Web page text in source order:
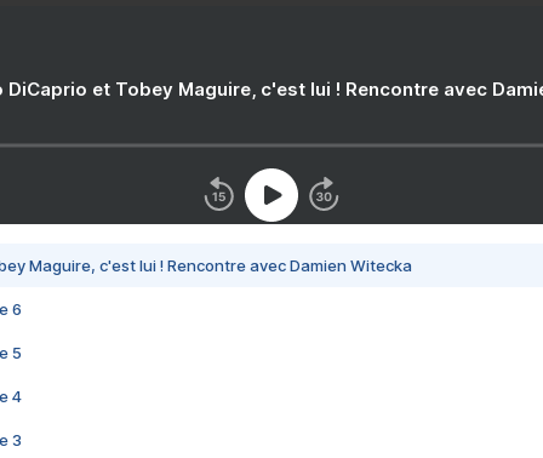
DiCaprio et Tobey Maguire, c'est lui ! Rencontre avec
Maguire, c'est lui ! Rencontre avec Damien Witecka
6
5
4
3